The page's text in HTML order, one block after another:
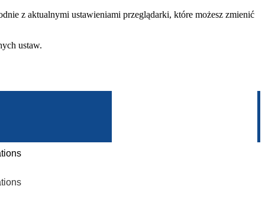
z aktualnymi ustawieniami przeglądarki, które możesz zmienić
ustaw.